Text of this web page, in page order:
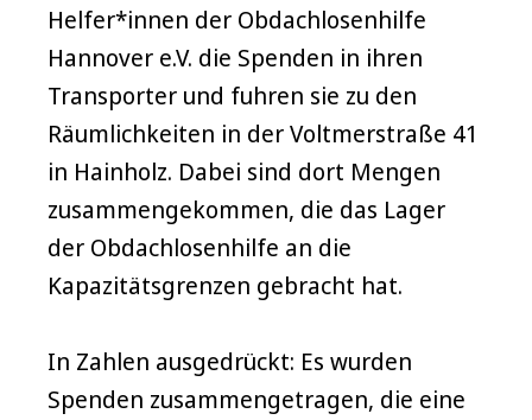
Helfer*innen der Obdachlosenhilfe
Hannover e.V. die Spenden in ihren
Transporter und fuhren sie zu den
Räumlichkeiten in der Voltmerstraße 41
in Hainholz. Dabei sind dort Mengen
zusammengekommen, die das Lager
der Obdachlosenhilfe an die
Kapazitätsgrenzen gebracht hat.
In Zahlen ausgedrückt: Es wurden
Spenden zusammengetragen, die eine